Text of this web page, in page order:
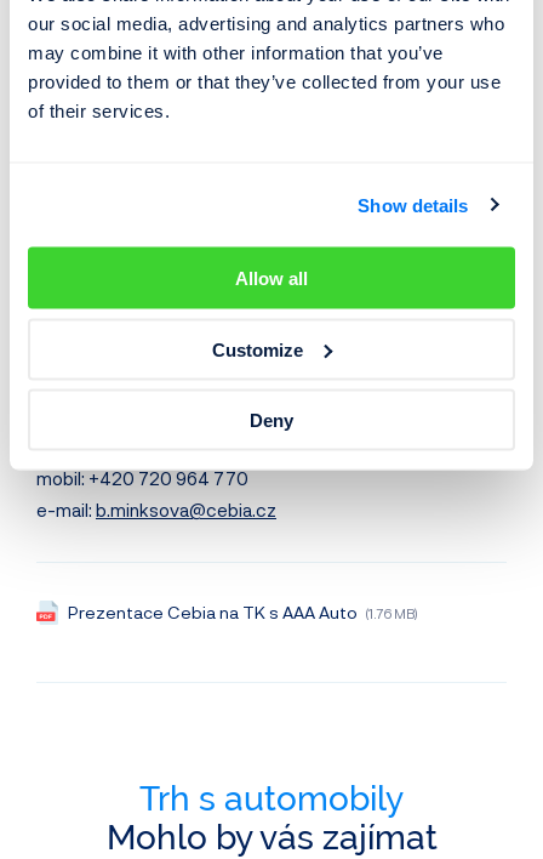
our social media, advertising and analytics partners who
may combine it with other information that you’ve
provided to them or that they’ve collected from your use
of their services.
Show details
Allow all
Customize
Deny
časté podvody patří také prodej kradeného vozidla či
vozidla zatíženého financováním. Na trhu se vyskytují i
nelegálně předělaná auta s novou (falešnou) identitou,
mobil: +420 720 964 770
e-mail: b.minksova@cebia.cz
Prezentace Cebia na TK s AAA Auto (1.76 MB)
Trh s automobily
Mohlo by vás zajímat